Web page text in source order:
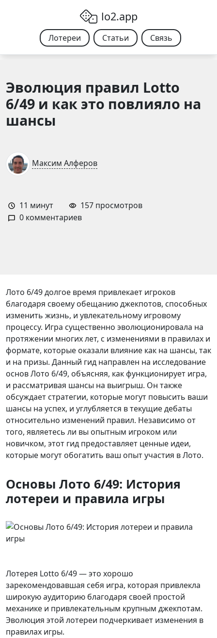
lo2.app
Лотереи Статьи Связь
Эволюция правил Lotto
6/49 и как это повлияло на
шансы
Максим Алферов
11 минут
157 просмотров
0 комментариев
Лото 6/49 долгое время привлекает игроков
благодаря своему обещанию джекпотов, способных
изменить жизнь, и увлекательному игровому
процессу. Игра существенно эволюционировала на
протяжении многих лет, с изменениями в правилах и
формате, которые оказали влияние как на шансы, так
и на призы. Данный гид направлен на исследование
основ Лото 6/49, объясняя, как функционирует игра,
и рассматривая шансы на выигрыш. Он также
обсуждает стратегии, которые могут повысить ваши
шансы на успех, и углубляется в текущие дебаты
относительно изменений правил. Независимо от
того, являетесь ли вы опытным игроком или
новичком, этот гид предоставляет ценные идеи,
которые могут обогатить ваш опыт участия в Лото.
Основы Лото 6/49: История
лотереи и правила игры
Лотерея Lotto 6/49 — это хорошо
зарекомендовавшая себя игра, которая привлекла
широкую аудиторию благодаря своей простой
механике и привлекательным крупным джекпотам.
Эволюция этой лотереи подчеркивает изменения в
правилах игры.